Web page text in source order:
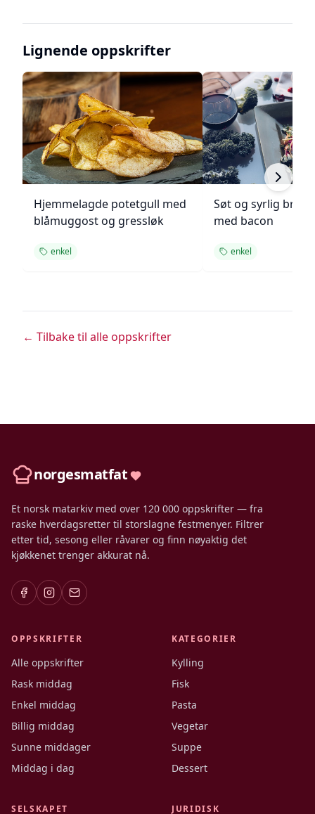
Lignende oppskrifter
Hjemmelagde potetgull med
blåmuggost og gressløk
enkel
Søt og syrlig
med bacon
enkel
← Tilbake til alle oppskrifter
norgesmatfat
Et norsk matarkiv med over 120 000 oppskrifter — fra
raske hverdagsretter til storslagne festmenyer. Filtrer
etter tid, sesong eller råvarer og finn nøyaktig det
kjøkkenet trenger akkurat nå.
OPPSKRIFTER
Alle oppskrifter
Rask middag
Enkel middag
Billig middag
Sunne middager
Middag i dag
KATEGORIER
Kylling
Fisk
Pasta
Vegetar
Suppe
Dessert
SELSKAPET JURIDISK